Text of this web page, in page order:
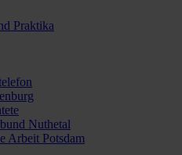
Praktika
Nuthetal
Arbeit Potsdam